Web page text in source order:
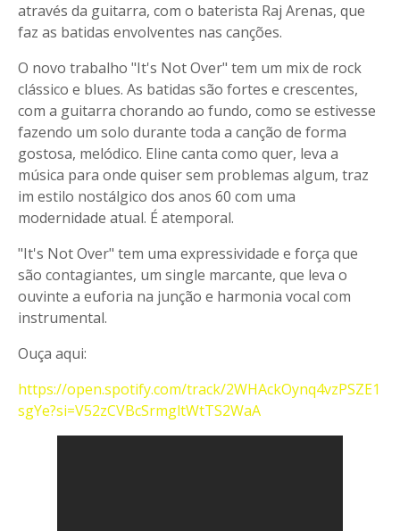
através da guitarra, com o baterista Raj Arenas, que
faz as batidas envolventes nas canções.
O novo trabalho "It's Not Over" tem um mix de rock
clássico e blues. As batidas são fortes e crescentes,
com a guitarra chorando ao fundo, como se estivesse
fazendo um solo durante toda a canção de forma
gostosa, melódico. Eline canta como quer, leva a
música para onde quiser sem problemas algum, traz
im estilo nostálgico dos anos 60 com uma
modernidade atual. É atemporal.
"It's Not Over" tem uma expressividade e força que
são contagiantes, um single marcante, que leva o
ouvinte a euforia na junção e harmonia vocal com
instrumental.
Ouça aqui:
https://open.spotify.com/track/2WHAckOynq4vzPSZE1
sgYe?si=V52zCVBcSrmgltWtTS2WaA